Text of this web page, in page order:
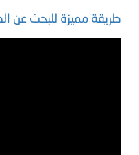
طريقة مميزة للبحث عن